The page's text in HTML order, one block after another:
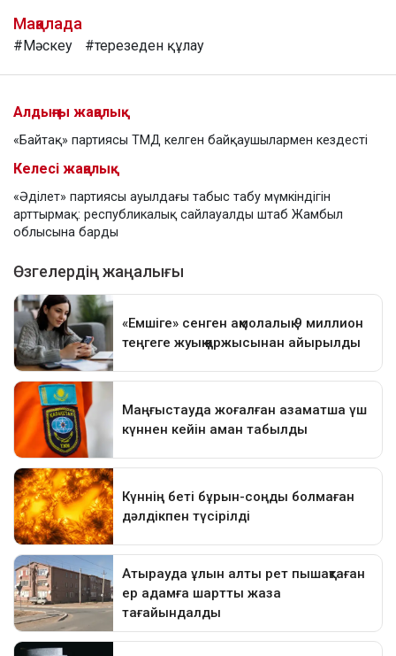
Мақалада
#Мәскеу #терезеден құлау
Алдыңғы жаңалық
«Байтақ» партиясы ТМД келген байқаушылармен кездесті
Келесі жаңалық
«Әділет» партиясы ауылдағы табыс табу мүмкіндігін
арттырмақ: республикалық сайлауалды штаб Жамбыл
облысына барды